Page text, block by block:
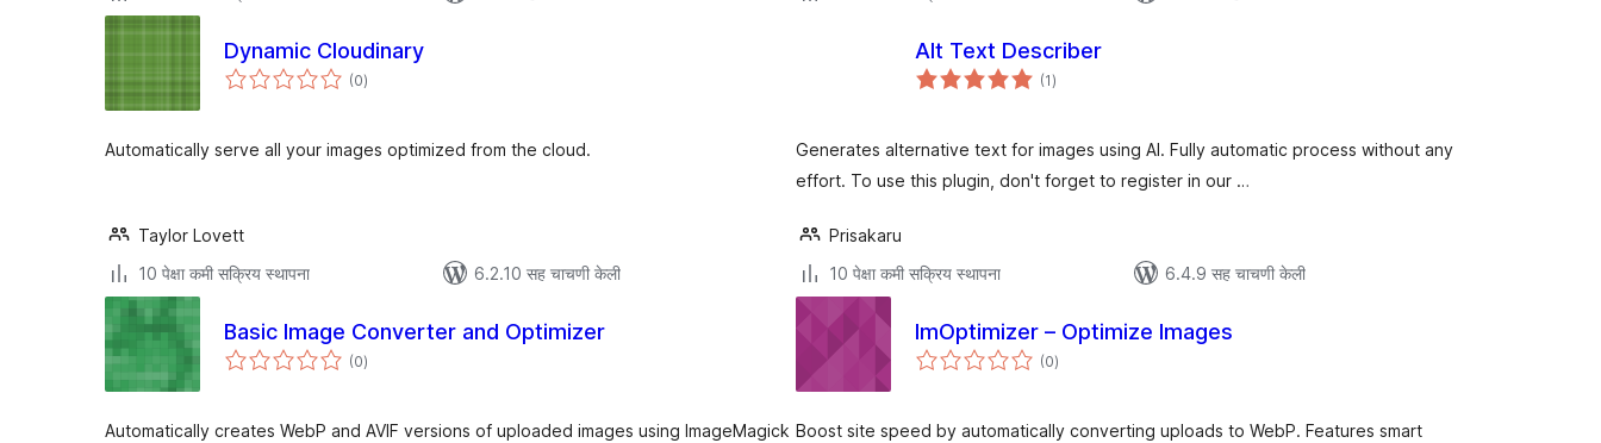
Dynamic Cloudinary
(0एकूण
मूल्यांकन
)
Automatically serve all your images optimized from the cloud.
Taylor Lovett
10 पेक्षा कमी सक्रिय स्थापना
6.2.10 सह चाचणी केली
Alt Text Describer
(1एकूण
मूल्यांकन
)
Generates alternative text for images using AI. Fully automatic process without any
effort. To use this plugin, don't forget to register in our …
Prisakaru
10 पेक्षा कमी सक्रिय स्थापना
6.4.9 सह चाचणी केली
Basic Image Converter and Optimizer
(0एकूण
मूल्यांकन
)
Automatically creates WebP and AVIF versions of uploaded images using ImageMagick
ImOptimizer – Optimize Images
(0एकूण
मूल्यांकन
)
Boost site speed by automatically converting uploads to WebP. Features smart